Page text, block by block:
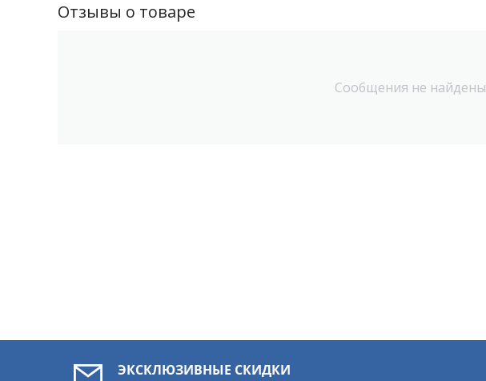
Отзывы о товаре
Сообщения не найдены
ЭКСКЛЮЗИВНЫЕ СКИДКИ